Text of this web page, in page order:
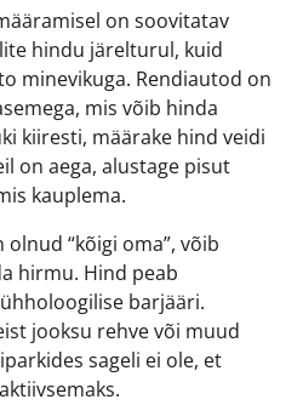
on soovitatav
hindu järelturul, kuid
minevikuga. Rendiautod on
mis võib hinda
kiiresti, määrake hind veidi
on aega, alustage pisut
kauplema.
“kõigi oma”, võib
hirmu. Hind peab
barjääri.
jooksu rehve või muud
sageli ei ole, et